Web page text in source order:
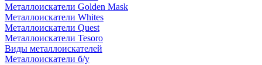
Металлоискатели Golden Mask
Металлоискатели Whites
Металлоискатели Quest
Металлоискатели Tesoro
Виды металлоискателей
Металлоискатели б/у